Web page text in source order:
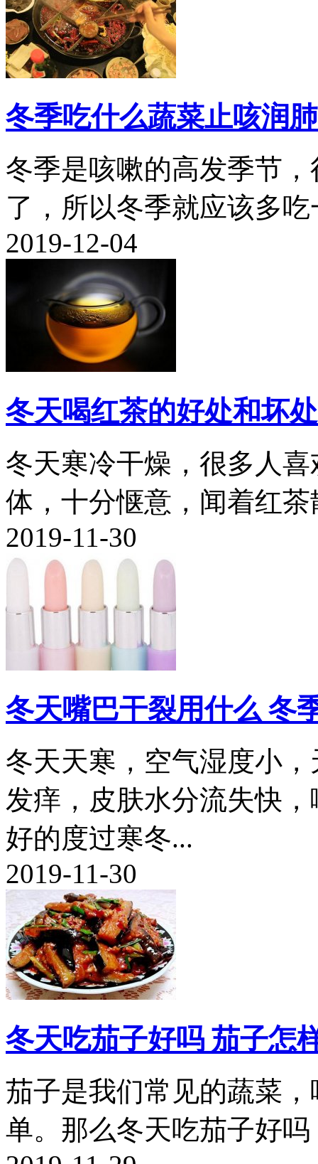
冬季吃什么蔬菜止咳润
冬季是咳嗽的高发季节
了，所以冬季就应该多
2019-12-04
冬天喝红茶的好处和坏
冬天寒冷干燥，很多人
体，十分惬意，闻着红
2019-11-30
冬天嘴巴干裂用什么 冬
冬天天寒，空气湿度小
发痒，皮肤水分流失快
好的度过寒冬...
2019-11-30
冬天吃茄子好吗 茄子怎
茄子是我们常见的蔬菜
单。那么冬天吃茄子好